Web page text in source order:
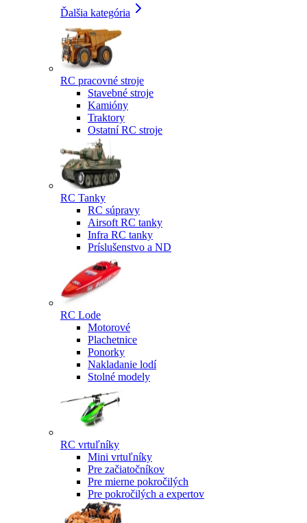
Ďalšia kategória
RC pracovné stroje
Stavebné stroje
Kamióny
Traktory
Ostatní RC stroje
RC Tanky
RC súpravy
Airsoft RC tanky
Infra RC tanky
Príslušenstvo a ND
RC Lode
Motorové
Plachetnice
Ponorky
Nakladanie lodí
Stolné modely
RC vrtuľníky
Mini vrtuľníky
Pre začiatočníkov
Pre mierne pokročilých
Pre pokročilých a expertov